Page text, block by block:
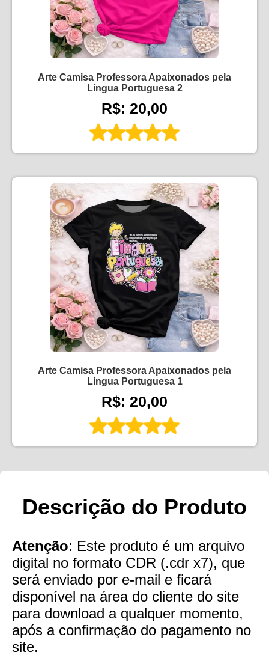
Arte Camisa Professora Apaixonados pela
Língua Portuguesa 2
R$: 20,00
Arte Camisa Professora Apaixonados pela
Língua Portuguesa 1
R$: 20,00
Descrição do Produto
Atenção: Este produto é um arquivo
digital no formato CDR (.cdr x7), que
será enviado por e-mail e ficará
disponível na área do cliente do site
para download a qualquer momento,
após a confirmação do pagamento no
site.